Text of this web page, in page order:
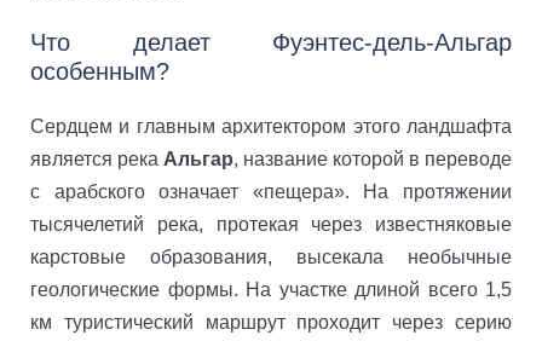
Что делает Фуэнтес-дель-Альгар
особенным?
Сердцем и главным архитектором этого ландшафта
является река Альгар, название которой в переводе
с арабского означает «пещера». На протяжении
тысячелетий река, протекая через известняковые
карстовые образования, высекала необычные
геологические формы. На участке длиной всего 1,5
км туристический маршрут проходит через серию